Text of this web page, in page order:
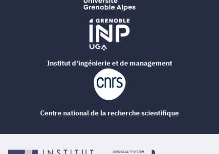
Institut d'ingénierie et de management
Centre national de la recherche scientifique